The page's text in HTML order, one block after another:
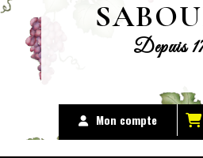
Depuis
Mon compte